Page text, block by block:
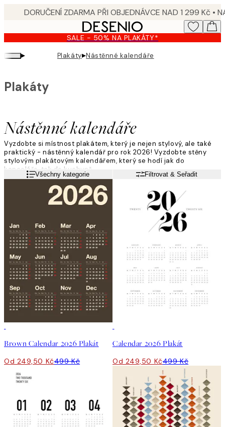
content.
SALE - 50% NA PLAKÁTY*
▸ Plakáty▸Nástěnné kalendáře
Nástěnné kalendáře
Plakáty
Vyzdobte si místnost plakátem, který je nejen stylový, ale také
praktický - nástěnný kalendář pro rok 2026! Vyzdobte stěny
stylovým plakátovým kalendářem, který se hodí jak do
kanceláře, tak do kuchyně.
Přečtěte si víceVšechny kategorie Filtrovat & Seřadit
Brown Calendar 2026 Plakát
Od 249,50 Kč499 Kč
Calendar 2026 Plakát
Od 249,50 Kč499 Kč